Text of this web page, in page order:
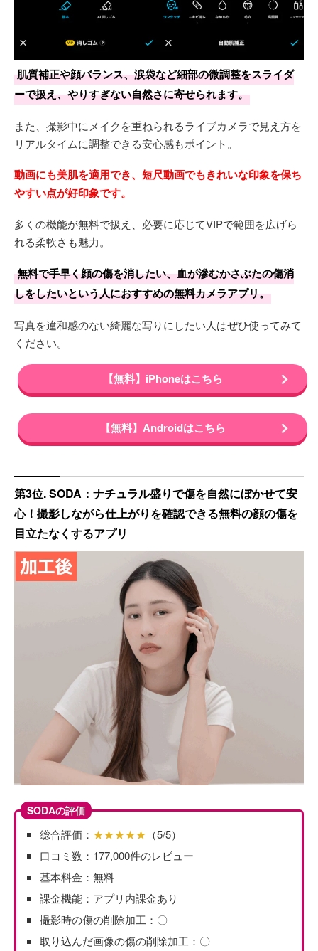
肌質補正や顔バランス、涙袋など細部の微調整をスライダ
ーで扱え、やりすぎない自然さに寄せられます。
また、撮影中にメイクを重ねられるライブカメラで見え方を
リアルタイムに調整できる安心感もポイント。
動画にも美肌を適用でき、短尺動画でもきれいな印象を保ち
やすい点が好印象です。
多くの機能が無料で扱え、必要に応じてVIPで範囲を広げら
れる柔軟さも魅力。
無料で手早く顔の傷を消したい、血が滲むかさぶたの傷消
しをしたいという人におすすめの無料カメラアプリ。
写真を違和感のない綺麗な写りにしたい人はぜひ使ってみて
ください。
【無料】iPhoneはこちら
【無料】Androidはこちら
第3位. SODA：ナチュラル盛りで傷を自然にぼかせて安
心！撮影しながら仕上がりを確認できる無料の顔の傷を
目立たなくするアプリ
SODAの評価
総合評価： ★★★★★ （5/5）
口コミ数：177,000件のレビュー
基本料金：無料
課金機能：アプリ内課金あり
撮影時の傷の削除加工：〇
取り込んだ画像の傷の削除加工：〇